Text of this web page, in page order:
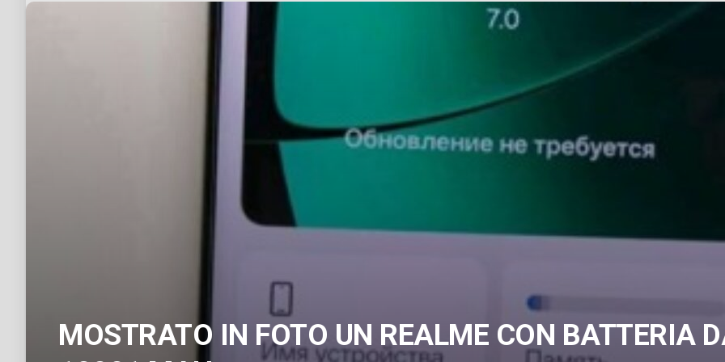
MOSTRATO IN FOTO UN REALME CON BATTERIA